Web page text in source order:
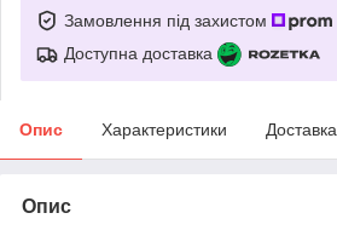
Замовлення під захистом
Доступна доставка
Опис Характеристики Доставка
Опис